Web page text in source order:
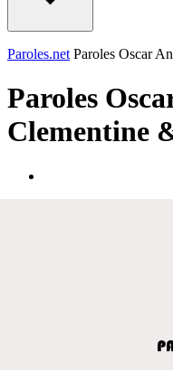
Paroles.net Paroles Oscar
Paroles
Clementine